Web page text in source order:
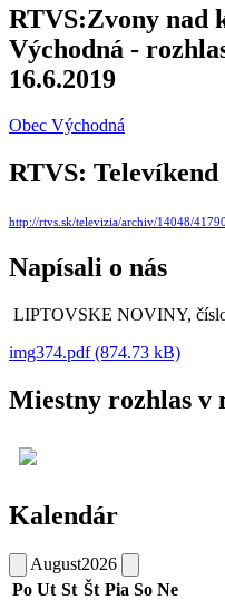
RTVS:Zvony nad
Východná -
16.6.2019
Obec Východná
RTVS: Televíkend
http://rtvs.sk/televizia/archiv/14048/
Napísali o nás
LIPTOVSKE NOVINY,
img374.pdf (874.73 kB)
Miestny rozhlas v
Kalendár
August2026
Po Ut St Št Pia So Ne